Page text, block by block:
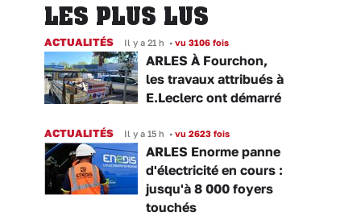
LES PLUS LUS
ACTUALITÉS Il y a 21 h • vu 3106 fois
ARLES À Fourchon,
les travaux attribués à
E.Leclerc ont démarré
ACTUALITÉS Il y a 15 h • vu 2623 fois
ARLES Enorme panne
d'électricité en cours :
jusqu'à 8 000 foyers
touchés